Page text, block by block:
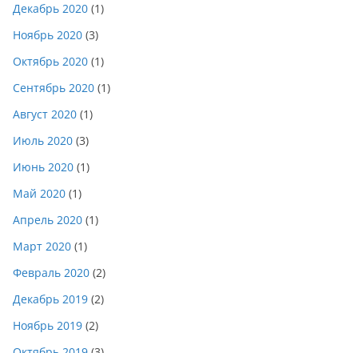
Декабрь 2020 (1)
Ноябрь 2020 (3)
Октябрь 2020 (1)
Сентябрь 2020 (1)
Август 2020 (1)
Июль 2020 (3)
Июнь 2020 (1)
Май 2020 (1)
Апрель 2020 (1)
Март 2020 (1)
Февраль 2020 (2)
Декабрь 2019 (2)
Ноябрь 2019 (2)